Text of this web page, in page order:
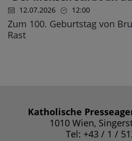
12.07.2026 12:00
Zum 100. Geburtstag von
Rast
Katholische
1010 Wien,
Tel: +43 / 1 /